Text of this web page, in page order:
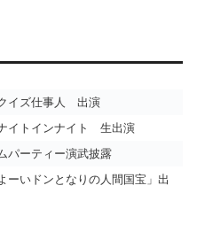
イズ仕事人 出演
イトインナイト 生出演
パーティー演武披露
ーいドンとなりの人間国宝」出